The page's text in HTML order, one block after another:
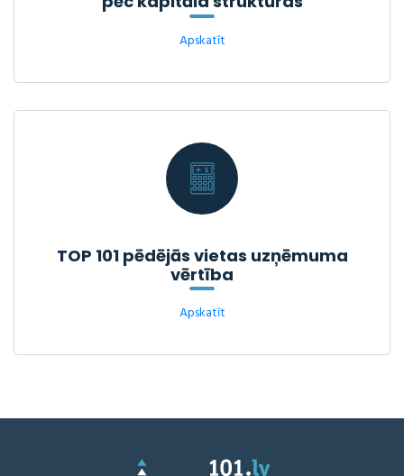
Apskatīt
TOP 101 pēdējās vietas uzņēmuma
vērtība
Apskatīt